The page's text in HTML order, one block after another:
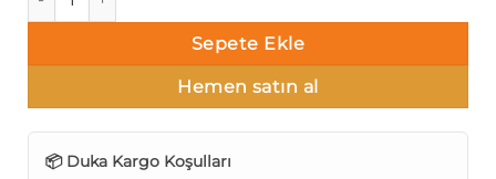
Sepete Ekle
Hemen satın al
📦 Duka Kargo Koşulları